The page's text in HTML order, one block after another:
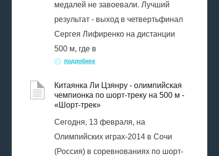
медалей не завоевали. Лучший
результат - выход в четвертьфинал
Сергея Лифиренко на дистанции
500 м, где в
подробнее
Китаянка Ли Цзянру - олимпийская
чемпионка по шорт-треку на 500 м -
«Шорт-трек»
Сегодня, 13 февраля, на
Олимпийских играх-2014 в Сочи
(Россия) в соревнованиях по шорт-